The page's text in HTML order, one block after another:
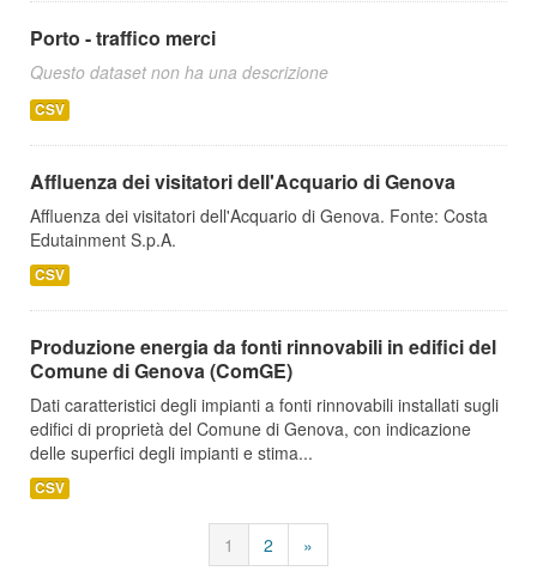
Porto - traffico merci
Questo dataset non ha una descrizione
CSV
Affluenza dei visitatori dell'Acquario di Genova
Affluenza dei visitatori dell'Acquario di Genova. Fonte: Costa
Edutainment S.p.A.
CSV
Produzione energia da fonti rinnovabili in edifici del
Comune di Genova (ComGE)
Dati caratteristici degli impianti a fonti rinnovabili installati sugli
edifici di proprietà del Comune di Genova, con indicazione
delle superfici degli impianti e stima...
CSV
1 2 »